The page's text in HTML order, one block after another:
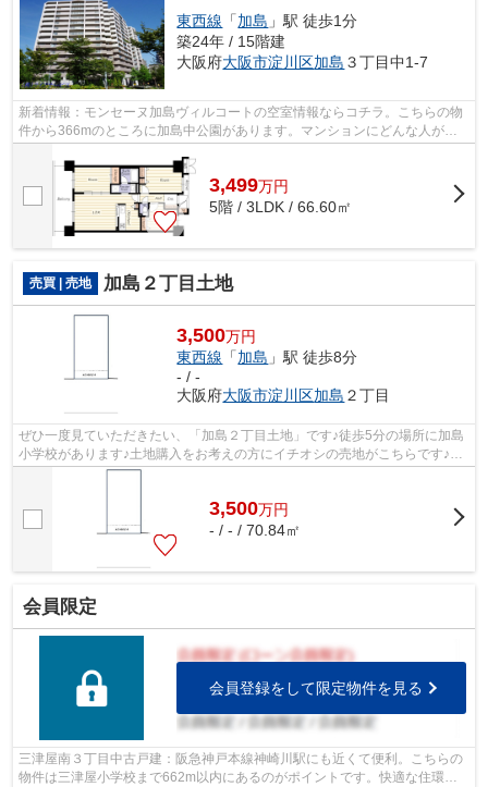
東西線 「加島 」駅 徒歩1分
築24年 / 15階建
大阪府大阪市淀川区加島 ３丁目中1-7
新着情報：モンセーヌ加島ヴィルコートの空室情報ならコチラ。こちらの物
件から366mのところに加島中公園があります。マンションにどんな人が住
3,499万円
5階 / 3LDK / 66.60㎡
売買 | 売地 加島２丁目土地
3,500万円
東西線 「加島 」駅 徒歩8分
- / -
大阪府大阪市淀川区加島 ２丁目
ぜひ一度見ていただきたい、「加島２丁目土地」です♪徒歩5分の場所に加島
小学校があります♪土地購入をお考えの方にイチオシの売地がこちらです♪建
築条件がないため、お目当ての建築会...
3,500万円
- / - / 70.84㎡
会員限定
会員登録をして限定物件を見る
三津屋南３丁目中古戸建：阪急神戸本線神崎川駅にも近くて便利。こちらの
物件は三津屋小学校まで662m以内にあるのがポイントです。快適な住環境